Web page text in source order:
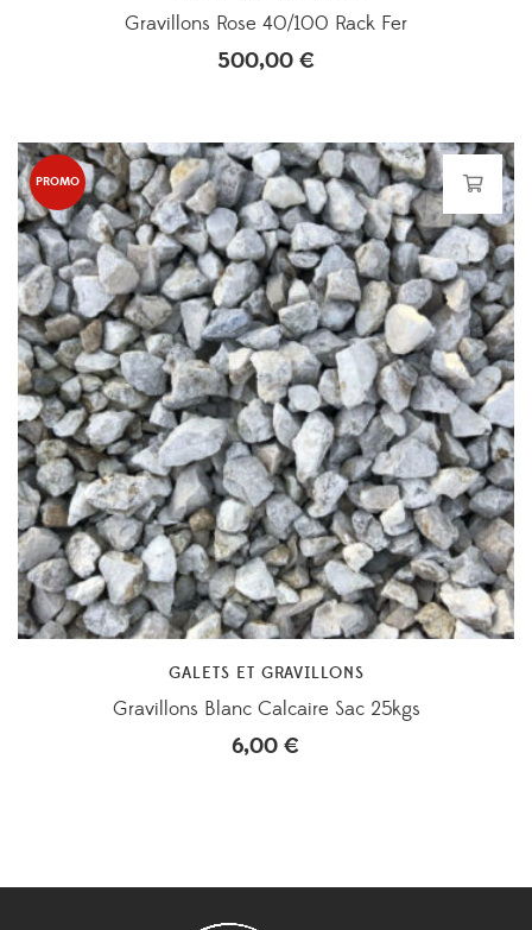
Gravillons Rose 40/100 Rack Fer
500,00 €
PROMO
GALETS ET GRAVILLONS
Gravillons Blanc Calcaire Sac 25kgs
6,00 €